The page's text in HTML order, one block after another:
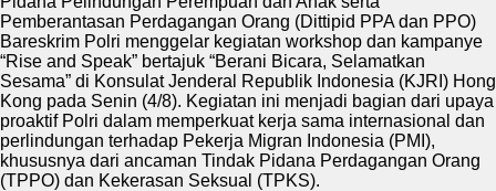
Pemberantasan Perdagangan Orang (Dittipid PPA dan PPO)
Bareskrim Polri menggelar kegiatan workshop dan kampanye
“Rise and Speak” bertajuk “Berani Bicara, Selamatkan
Sesama” di Konsulat Jenderal Republik Indonesia (KJRI) Hong
Kong pada Senin (4/8). Kegiatan ini menjadi bagian dari upaya
proaktif Polri dalam memperkuat kerja sama internasional dan
perlindungan terhadap Pekerja Migran Indonesia (PMI),
khususnya dari ancaman Tindak Pidana Perdagangan Orang
(TPPO) dan Kekerasan Seksual (TPKS).